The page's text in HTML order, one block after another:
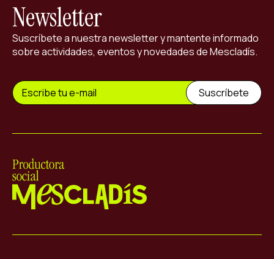
Newsletter
Suscríbete a nuestra newsletter y mantente informado
sobre actividades, eventos y novedades de Mescladís.